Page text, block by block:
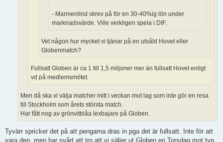
- Marmenlind skrev på för en 30-40%ig lön under
marknadsvärde. Ville verkligen spela i DIF.
Vet någon hur mycket vi tjänar på en utsåld Hovet eller
Globenmatch?
Fullsatt Globen är ca 1 till 1,5 miljoner mer än fullsatt Hovet enligt
vd på medlemsmötet.
Men då ska vi välja matcher mitt i veckan mot lag som inte gör en resa
till Stockholm som årets största match.
Har fått nog av grönvitblåa lexbajare på Globen.
Tyvärr spricker det på att pengarna dras in pga det är fullsatt. Inte för att
vara den, men har svårt att tro att vi säljer ut Globen en Torsdag mot typ